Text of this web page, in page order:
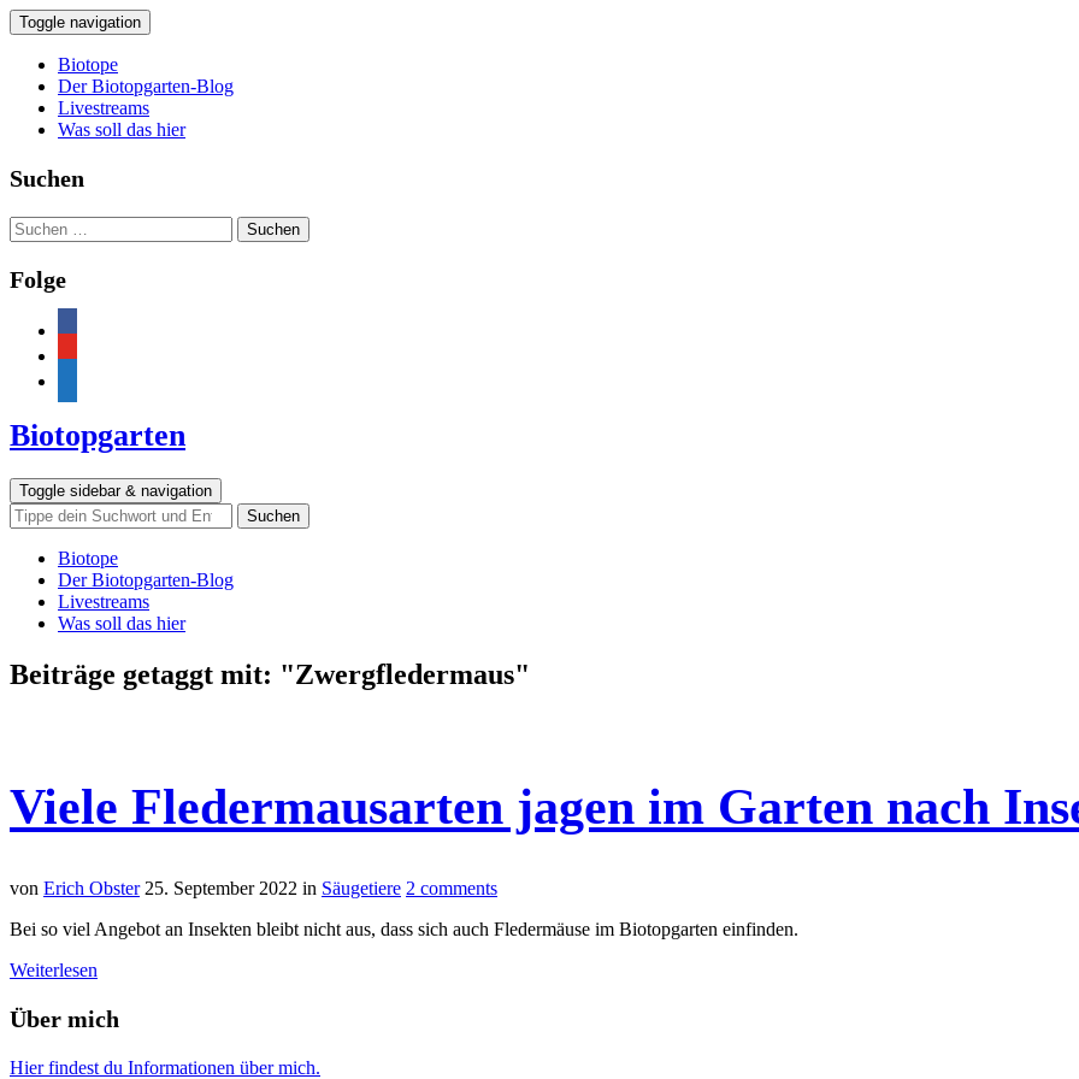
Toggle navigation
Biotope
Der Biotopgarten-Blog
Livestreams
Was soll das hier
Suchen
Suchen
nach:
Folge
Biotopgarten
Toggle sidebar & navigation
Biotope
Der Biotopgarten-Blog
Livestreams
Was soll das hier
Beiträge getaggt mit: "Zwergfledermaus"
Viele Fledermausarten jagen im Garten nach
von Erich Obster 25. September 2022 in Säugetiere 2 comments
Bei so viel Angebot an Insekten bleibt nicht aus, dass sich auch Fledermäuse im Biotopgarten einfinden.
Weiterlesen
Über mich
Hier findest du Informationen über mich.